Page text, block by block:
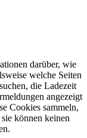
darüber, wie
welche Seiten
die Ladezeit
angezeigt
Cookies sammeln,
können keinen